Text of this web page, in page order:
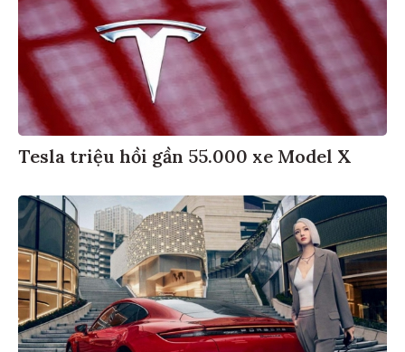
Tesla triệu hồi gần 55.000 xe Model X